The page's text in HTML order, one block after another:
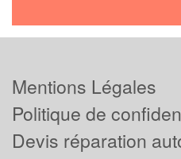
Mentions Légales
Politique de
Devis réparation